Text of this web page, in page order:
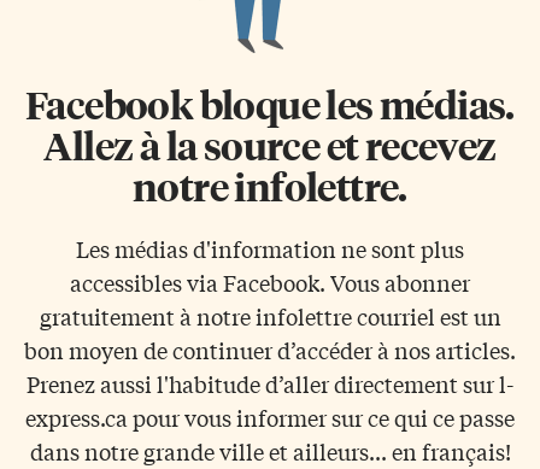
Facebook bloque les médias.
Allez à la source et recevez
notre infolettre.
Les médias d'information ne sont plus
accessibles via Facebook. Vous abonner
gratuitement à notre infolettre courriel est un
bon moyen de continuer d’accéder à nos articles.
Prenez aussi l'habitude d’aller directement sur l-
express.ca pour vous informer sur ce qui ce passe
dans notre grande ville et ailleurs... en français!